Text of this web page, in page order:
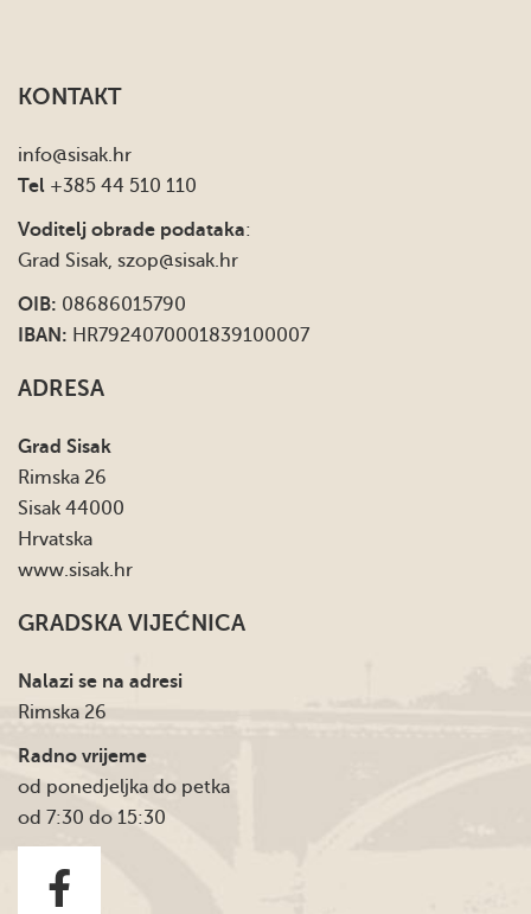
KONTAKT
info@sisak.hr
Tel +385 44 510 110
Voditelj obrade podataka:
Grad Sisak, szop@sisak.hr
OIB: 08686015790
IBAN: HR7924070001839100007
ADRESA
Grad Sisak
Rimska 26
Sisak 44000
Hrvatska
www.sisak.hr
GRADSKA VIJEĆNICA
Nalazi se na adresi
Rimska 26
Radno vrijeme
od ponedjeljka do petka
od 7:30 do 15:30